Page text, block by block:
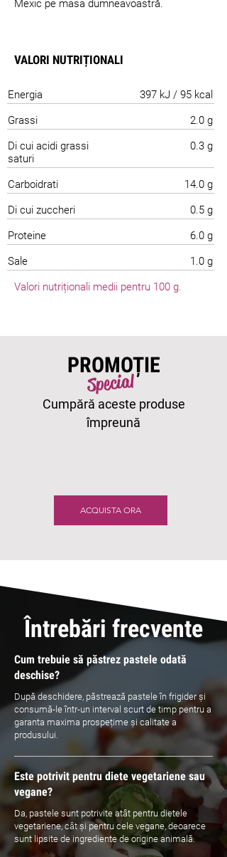
Mexic pe masa dumneavoastră.
VALORI NUTRIȚIONALI
Energia
397 kJ / 95 kcal
Grassi
2.0 g
Di cui acidi grassi
saturi
0.3 g
Carboidrati
14.0 g
Di cui zuccheri
0.5 g
Proteine
6.0 g
Sale
1.0 g
Valori nutriționali medii pentru 100 g.
PROMOȚIE
Special
Cumpără aceste produse
împreună
ACQUISTA ORA
Întrebări frecvente
Cum trebuie să păstrez pastele odată
deschise?
După deschidere, păstrează pastele în frigider și
consumă-le într-un interval scurt de timp pentru a
garanta maxima prospețime și calitate a
produsului.
Este potrivit pentru diete vegetariene sau
vegane?
Da, pastele sunt potrivite atât pentru dietele
vegetariene, cât și pentru cele vegane, deoarece
sunt lipsite de ingrediente de origine animală.